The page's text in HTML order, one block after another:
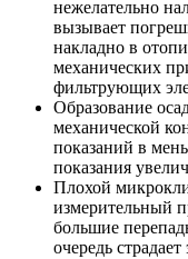
нежелательно
вызывает
накладно в
механических
фильтрующих
Образование
механической
показаний в
показания
Плохой
измерительный
большие
очередь